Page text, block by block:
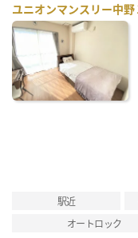
ユニオンマンスリー中
駅近
オートロック